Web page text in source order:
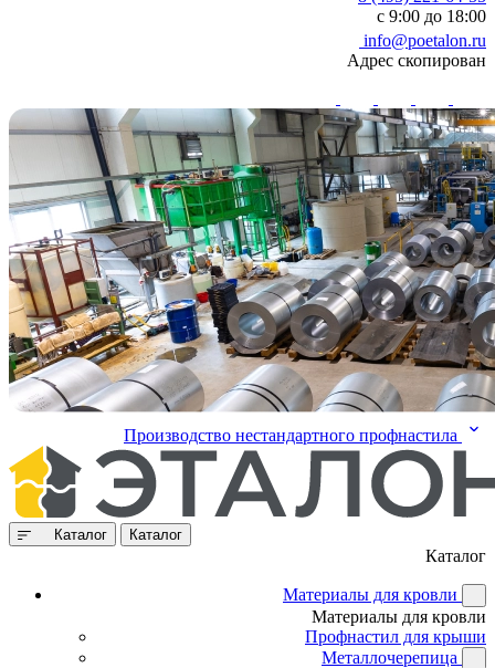
с 9:00 до 18:00
info@poetalon.ru
Адрес скопирован
Производство нестандартного профнастила
Каталог Каталог
Каталог
Материалы для кровли
Материалы для кровли
Профнастил для крыши
Металлочерепица